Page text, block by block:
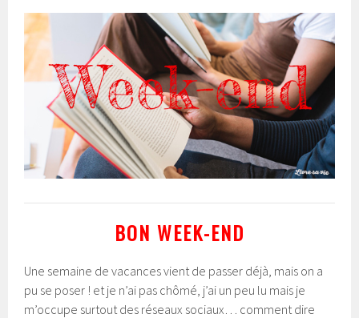
BON WEEK-END
Une semaine de vacances vient de passer déjà, mais on a
pu se poser ! et je n’ai pas chômé, j’ai un peu lu mais je
m’occupe surtout des réseaux sociaux… comment dire